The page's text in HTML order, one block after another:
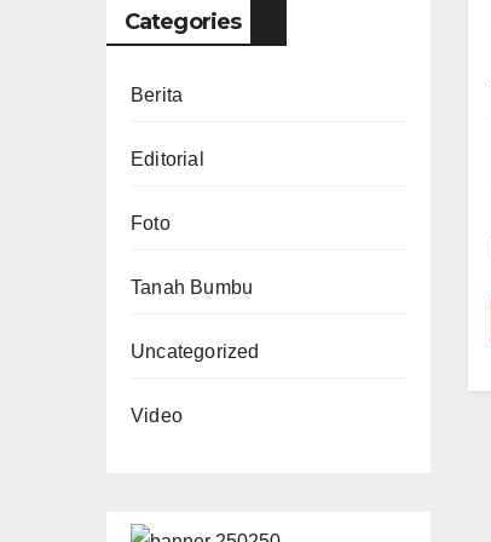
Categories
Berita
Editorial
Foto
Tanah Bumbu
Uncategorized
Video